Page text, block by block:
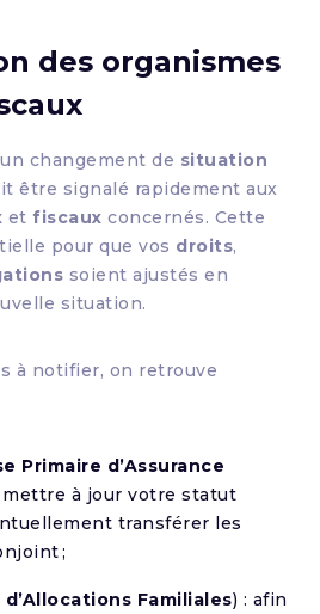
des organismes
changement de situation
être signalé rapidement aux
et fiscaux concernés. Cette
pour que vos droits,
soient ajustés en
situation.
à notifier, on retrouve
Primaire d’Assurance
mettre à jour votre statut
transférer les
;
d’Allocations Familiales) : afin